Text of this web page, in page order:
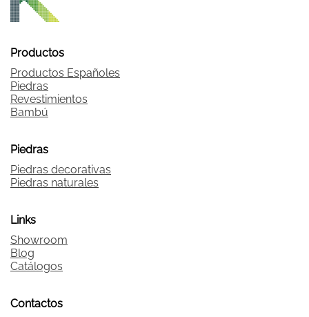
Productos
Productos Españoles
Piedras
Revestimientos
Bambú
Piedras
Piedras decorativas
Piedras naturales
Links
Showroom
Blog
Catálogos
Contactos